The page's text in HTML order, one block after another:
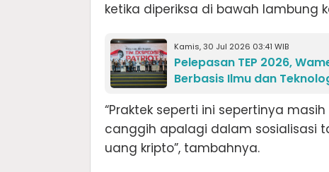
ketika diperiksa di bawah lambung
Kamis, 30 Jul 2026 03:41 WIB
Pelepasan TEP 2026,
Berbasis Ilmu dan
“Praktek seperti ini sepertinya
canggih apalagi dalam sosialisasi
uang kripto”, tambahnya.